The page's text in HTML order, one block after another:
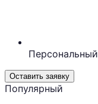
Оставить заявку
Популярный